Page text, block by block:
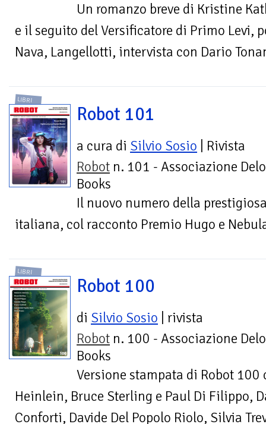
Un romanzo breve di Kristine
e il seguito del Versificatore di Primo Levi,
Nava, Langellotti, intervista con Dario
LIBRI
Robot 101
a cura di Silvio Sosio | Rivista
Robot n. 101 - Associazione
Books
Il nuovo numero della
italiana, col racconto Premio Hugo e
LIBRI
Robot 100
di Silvio Sosio | rivista
Robot n. 100 - Associazione
Books
Versione stampata di Robot
Heinlein, Bruce Sterling e Paul Di Filippo,
Conforti, Davide Del Popolo Riolo, Silvia